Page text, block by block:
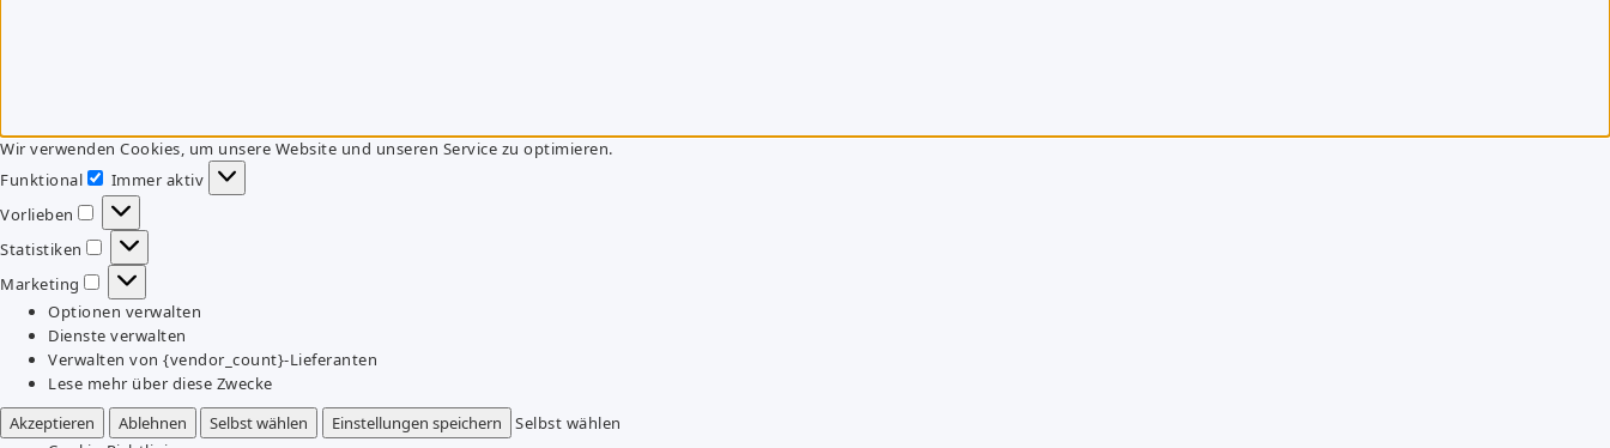
Wir verwenden Cookies, um unsere Website und unseren Service zu optimieren.
Funktional
Funktional
Immer aktiv
Vorlieben
Vorlieben
Statistiken
Statistiken
Marketing
Marketing
Optionen verwalten
Dienste verwalten
Verwalten von {vendor_count}-Lieferanten
Lese mehr über diese Zwecke
Akzeptieren
Ablehnen Selbst wählen Einstellungen speichern
Selbst wählen